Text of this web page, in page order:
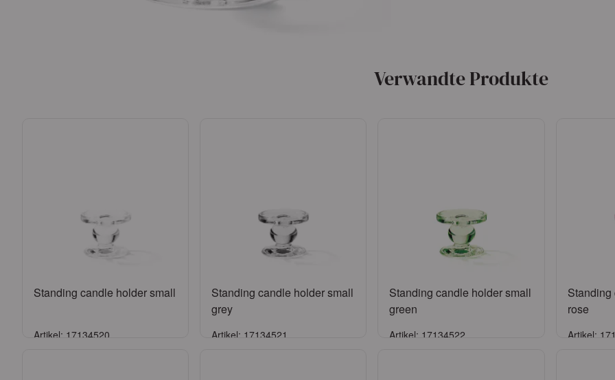
Verwandte Produkte
Standing candle holder small
Artikel: 17134520
Standing candle holder small
grey
Artikel: 17134521
Standing candle holder small
green
Artikel: 17134522
rose
Artikel: